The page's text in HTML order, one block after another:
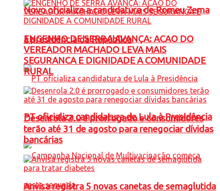
Novo oficializa a candidatura de Romeu Zema
à presidência da República
PT oficializa candidatura de Lula à Presidência
ENGENHO DE SERRA AVANÇA: ACAO DO
VEREADOR MACHADO LEVA MAIS
SEGURANCA E DIGNIDADE A COMUNIDADE
RURAL
Desenrola 2.0 é prorrogado e consumidores
terão até 31 de agosto para renegociar dívidas
bancárias
Anvisa registra 5 novas canetas de semaglutida